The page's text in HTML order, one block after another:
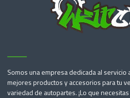
Somos una empresa dedicada al servicio
mejores productos y accesorios para tu
variedad de autopartes. ¡Lo que